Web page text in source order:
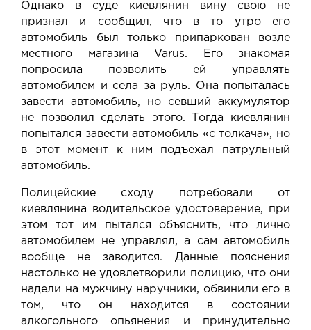
Однако в суде киевлянин вину свою не
признал и сообщил, что в то утро его
автомобиль был только припаркован возле
местного магазина Varus. Его знакомая
попросила позволить ей управлять
автомобилем и села за руль. Она попыталась
завести автомобиль, но севший аккумулятор
не позволил сделать этого. Тогда киевлянин
попытался завести автомобиль «с толкача», но
в этот момент к ним подъехал патрульный
автомобиль.
Полицейские сходу потребовали от
киевлянина водительское удостоверение, при
этом тот им пытался объяснить, что лично
автомобилем не управлял, а сам автомобиль
вообще не заводится. Данные пояснения
настолько не удовлетворили полицию, что они
надели на мужчину наручники, обвинили его в
том, что он находится в состоянии
алкогольного опьянения и принудительно